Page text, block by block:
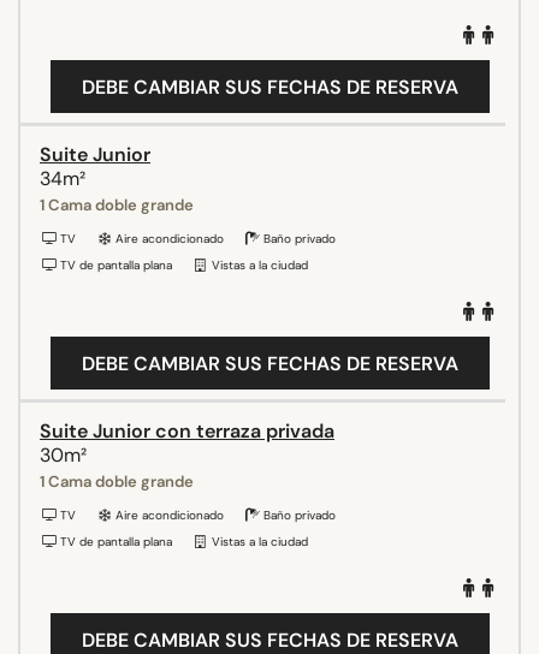
DEBE CAMBIAR SUS FECHAS DE RESERVA
Suite Junior
34m²
1 Cama doble grande
TV Aire acondicionado
Baño privado
TV de pantalla plana
Vistas a la ciudad
DEBE CAMBIAR SUS FECHAS DE RESERVA
Suite Junior con terraza privada
30m²
1 Cama doble grande
TV Aire acondicionado
Baño privado
TV de pantalla plana
Vistas a la ciudad
DEBE CAMBIAR SUS FECHAS DE RESERVA